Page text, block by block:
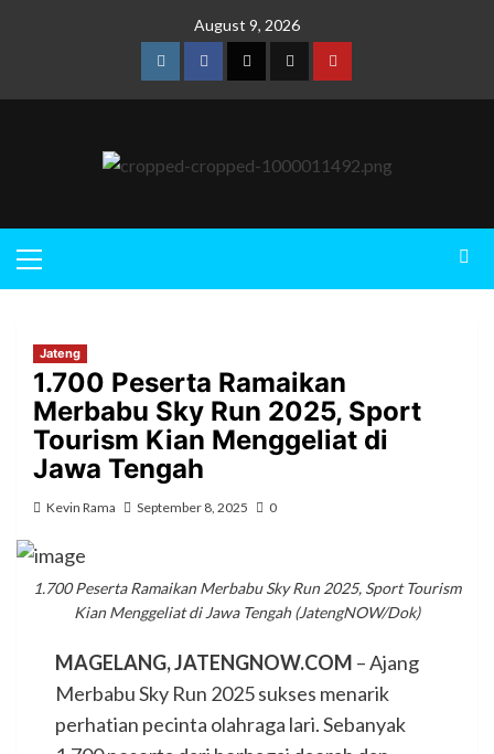
August 9, 2026
Jateng
1.700 Peserta Ramaikan
Merbabu Sky Run 2025, Sport
Tourism Kian Menggeliat di
Jawa Tengah
Kevin Rama September 8, 2025 0
1.700 Peserta Ramaikan Merbabu Sky Run 2025, Sport Tourism
Kian Menggeliat di Jawa Tengah (JatengNOW/Dok)
MAGELANG, JATENGNOW.COM – Ajang
Merbabu Sky Run 2025 sukses menarik
perhatian pecinta olahraga lari. Sebanyak